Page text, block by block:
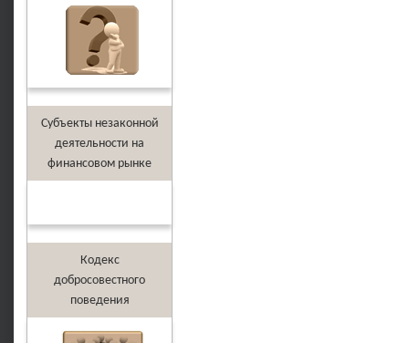
Субъекты незаконной
деятельности на
финансовом рынке
Кодекс
добросовестного
поведения